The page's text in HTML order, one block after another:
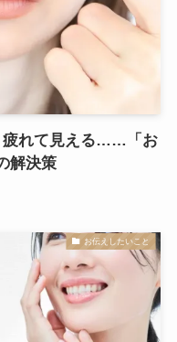
疲れて見える……「お
解決策
お伝えしたいこと